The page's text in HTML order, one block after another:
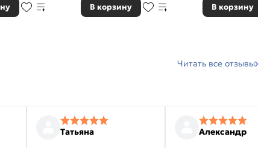
В корзину В корзину
Читать все отзывы
Татьяна Александр